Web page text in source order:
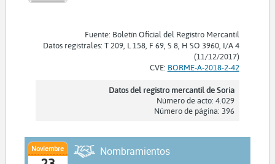
Fuente: Boletín Oficial del Registro Mercantil
Datos registrales: T 209, L 158, F 69, S 8, H SO 3960, I/A 4
(11/12/2017)
CVE: BORME-A-2018-2-42
Datos del registro mercantil de Soria
Número de acto: 4.029
Número de página: 396
Noviembre Nombramientos